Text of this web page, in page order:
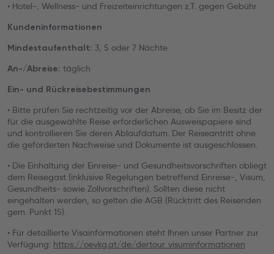
• Hotel-, Wellness- und Freizeiteinrichtungen z.T. gegen Gebühr
Kundeninformationen
Mindestaufenthalt: 3, 5 oder 7 Nächte
An-/Abreise: täglich
Ein- und Rückreisebestimmungen
• Bitte prüfen Sie rechtzeitig vor der Abreise, ob Sie im Besitz der
für die ausgewählte Reise erforderlichen Ausweispapiere sind
und kontrollieren Sie deren Ablaufdatum. Der Reiseantritt ohne
die geforderten Nachweise und Dokumente ist ausgeschlossen.
• Die Einhaltung der Einreise- und Gesundheitsvorschriften obliegt
dem Reisegast (inklusive Regelungen betreffend Einreise-, Visum,
Gesundheits- sowie Zollvorschriften). Sollten diese nicht
eingehalten werden, so gelten die AGB (Rücktritt des Reisenden
gem. Punkt 15).
• Für detaillierte Visainformationen steht Ihnen unser Partner zur
Verfügung: https://oevkg.at/de/dertour_visuminformationen